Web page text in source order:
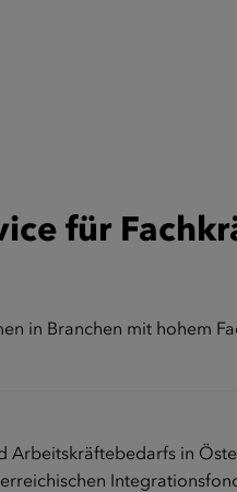
für
in Branchen mit hohem
Arbeitskräftebedarfs in